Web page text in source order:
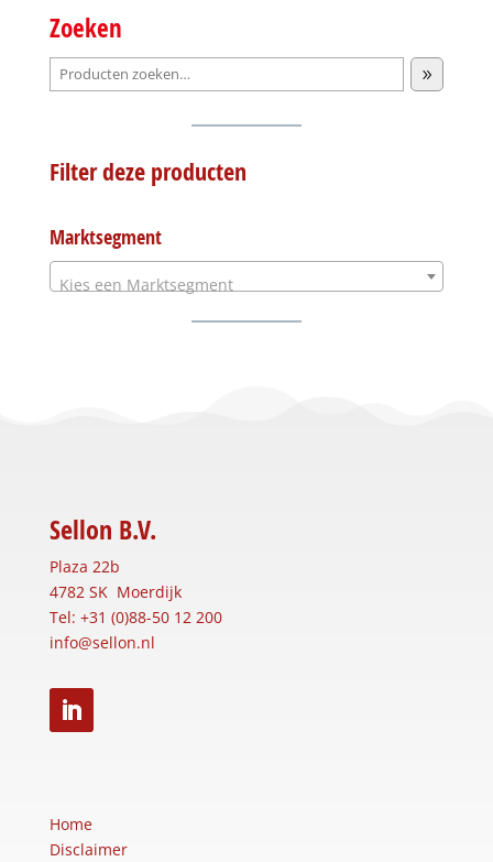
Zoeken
Filter deze producten
Marktsegment
Kies een Marktsegment
Sellon B.V.
Plaza 22b
4782 SK Moerdijk
Tel: +31 (0)88-50 12 200
info@sellon.nl
Home
Disclaimer